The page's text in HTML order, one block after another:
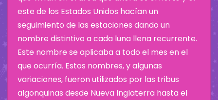
este de los Estados Unidos hacían un
seguimiento de las estaciones dando un
nombre distintivo a cada luna llena recurrente.
Este nombre se aplicaba a todo el mes en el
que ocurría. Estos nombres, y algunas
variaciones, fueron utilizados por las tribus
algonquinas desde Nueva Inglaterra hasta el